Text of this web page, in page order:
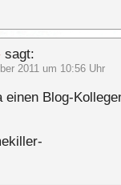
sagt:
2011 um 10:56 Uhr
einen Blog-